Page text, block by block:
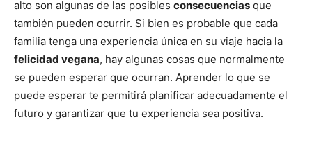
alto son algunas de las posibles consecuencias que
también pueden ocurrir. Si bien es probable que cada
familia tenga una experiencia única en su viaje hacia la
felicidad vegana, hay algunas cosas que normalmente
se pueden esperar que ocurran. Aprender lo que se
puede esperar te permitirá planificar adecuadamente el
futuro y garantizar que tu experiencia sea positiva.